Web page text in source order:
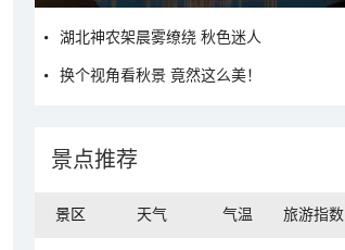
湖北神农架晨雾缭绕 秋色迷人
换个视角看秋景 竟然这么美！
景点推荐
景区 天气 气温 旅游指数